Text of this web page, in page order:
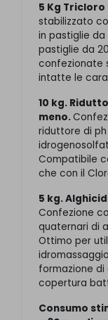
5 Kg Tricloro
stabilizzato
in pastiglie
pastiglie da
confezionate
intatte le
10 kg.
meno.
riduttore di
Compatibile
che con il
5 kg.
Confezione
quaternari di
Ottimo per
formazione
copertura
Consumo